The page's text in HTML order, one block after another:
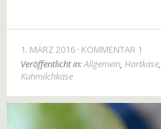
1. MÄRZ 2016 KOMMENTAR 1
Veröffentlicht in:Allgemein, Hartkäse,
Kuhmilchkäse